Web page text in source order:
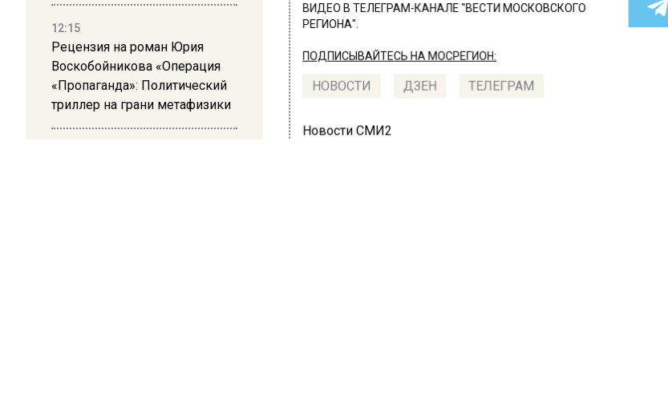
12:15
Рецензия на роман Юрия
Воскобойникова «Операция
«Пропаганда»: Политический
триллер на грани метафизики
ВИДЕО В ТЕЛЕГРАМ-КАНАЛЕ "ВЕСТИ МОСКОВСКОГО
РЕГИОНА".
ПОДПИСЫВАЙТЕСЬ НА МОСРЕГИОН:
НОВОСТИ ДЗЕН ТЕЛЕГРАМ
Новости СМИ2